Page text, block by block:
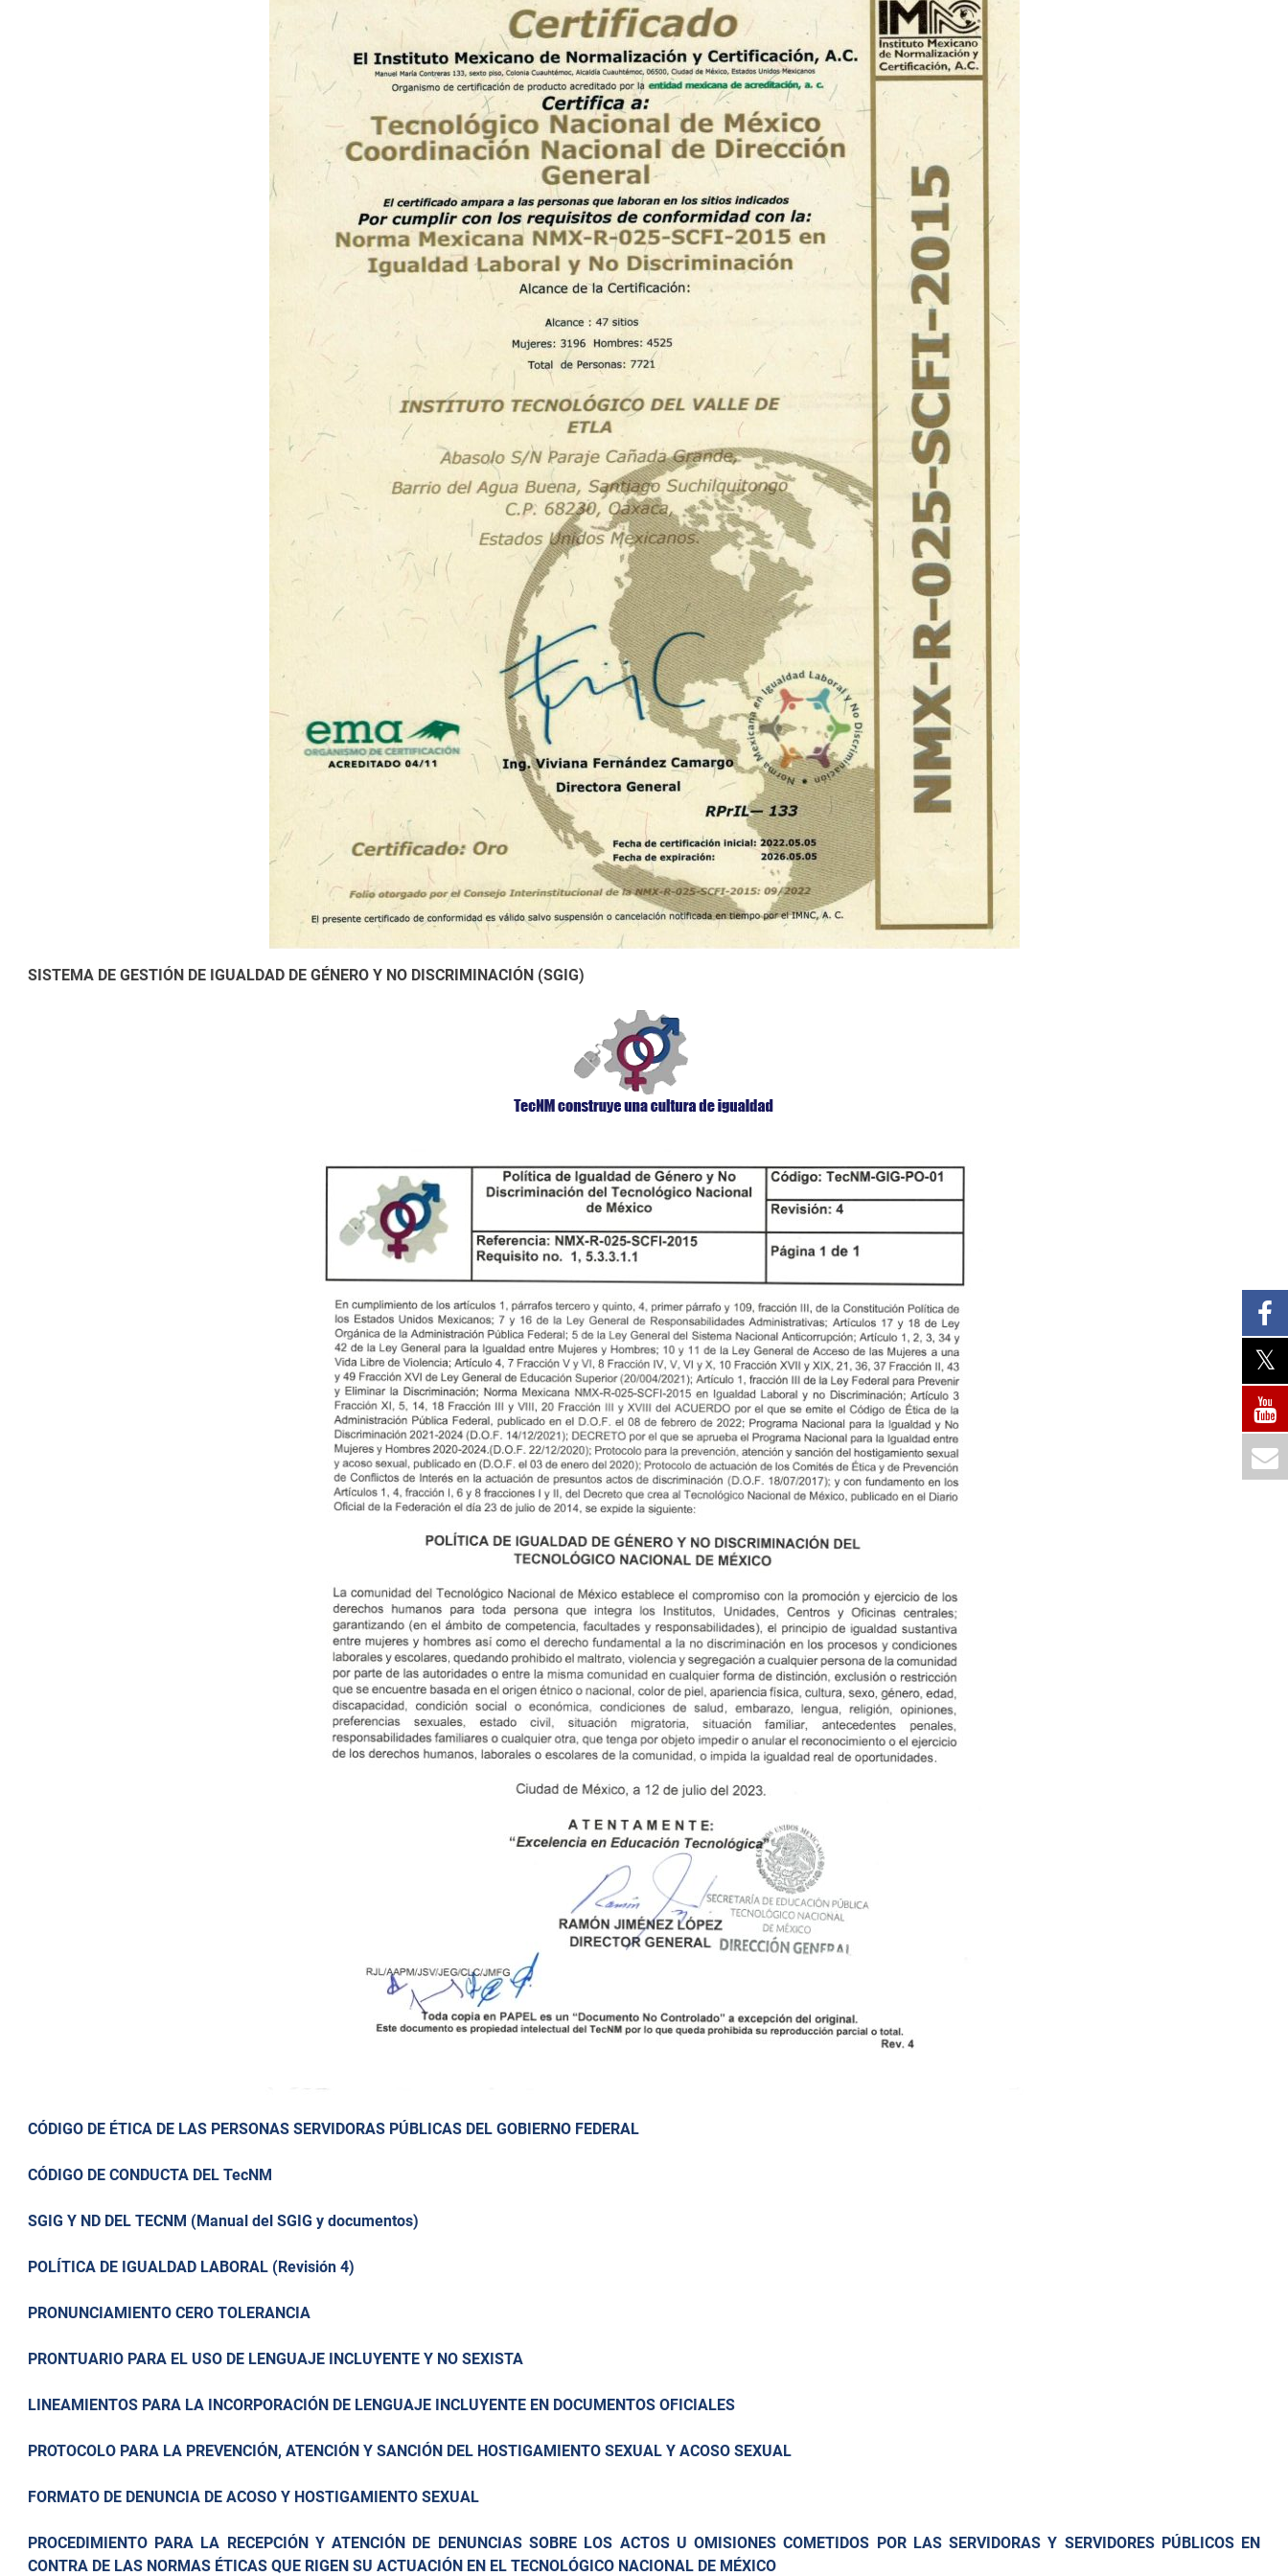
SISTEMA DE GESTIÓN DE IGUALDAD DE GÉNERO Y NO DISCRIMINACIÓN (SGIG)
CÓDIGO DE ÉTICA DE LAS PERSONAS SERVIDORAS PÚBLICAS DEL GOBIERNO FEDERAL
CÓDIGO DE CONDUCTA DEL TecNM
SGIG Y ND DEL TECNM (Manual del SGIG y documentos)
POLÍTICA DE IGUALDAD LABORAL (Revisión 4)
PRONUNCIAMIENTO CERO TOLERANCIA
PRONTUARIO PARA EL USO DE LENGUAJE INCLUYENTE Y NO SEXISTA
LINEAMIENTOS PARA LA INCORPORACIÓN DE LENGUAJE INCLUYENTE EN DOCUMENTOS OFICIALES
PROTOCOLO PARA LA PREVENCIÓN, ATENCIÓN Y SANCIÓN DEL HOSTIGAMIENTO SEXUAL Y ACOSO SEXUAL
FORMATO DE DENUNCIA DE ACOSO Y HOSTIGAMIENTO SEXUAL
PROCEDIMIENTO PARA LA RECEPCIÓN Y ATENCIÓN DE DENUNCIAS SOBRE LOS ACTOS U OMISIONES COMETIDOS POR LAS SERVIDORAS Y SERVIDORES PÚBLICOS EN
CONTRA DE LAS NORMAS ÉTICAS QUE RIGEN SU ACTUACIÓN EN EL TECNOLÓGICO NACIONAL DE MÉXICO